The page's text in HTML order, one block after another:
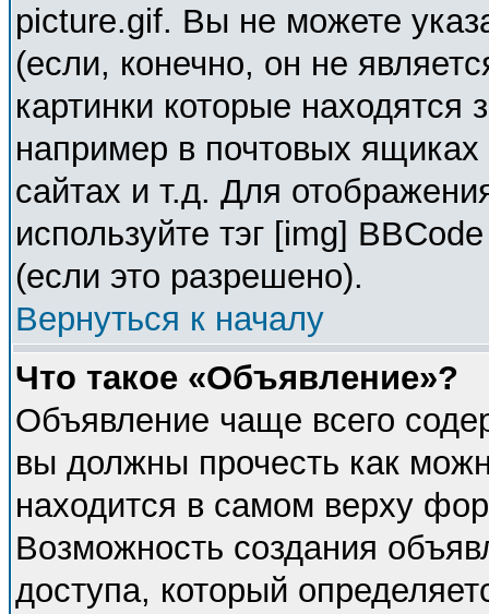
picture.gif. Вы не можете
(если, конечно, он не
картинки которые
например в почтовых
сайтах и т.д. Для
используйте тэг [img]
(если это разрешено).
Вернуться к началу
Что такое «Объявление»?
Объявление чаще всего
вы должны прочесть как
находится в самом верху
Возможность создания
доступа, который